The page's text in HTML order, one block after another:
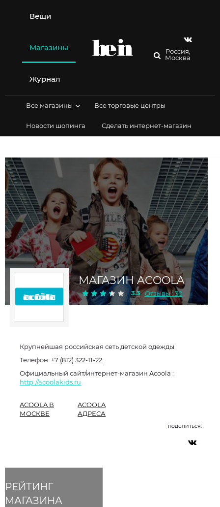
содержимому
Вещи
Магазины
Журнал
Россия,
Москва
Все магазины Все торговые центры
Новости шопинга Сделать интернет-магазин
МАГАЗИН ACOOLA
3.3 Отзывы : 30
РЕЙТИНГ
МАГАЗИНА
Крупнейшая российская сеть детской одежды
Телефон: +7 (812) 322-11-22.
Официальный сайт/интернет-магазин Acoola :
http://acoolakids.ru
ACOOLA В
МОСКВЕ
ACOOLA
АДРЕСА
поделиться: